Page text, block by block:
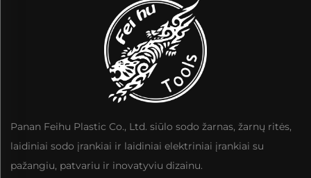
Panan Feihu Plastic Co., Ltd. siūlo sodo žarnas, žarnų ritės,
laidiniai sodo įrankiai ir laidiniai elektriniai įrankiai su
pažangiu, patvariu ir inovatyviu dizainu.